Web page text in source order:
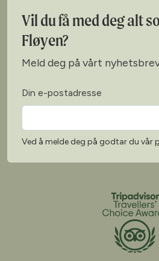
Vil du få med deg alt
Fløyen?
Meld deg på vårt
Din e-postadresse
Ved å melde deg på godtar du vår